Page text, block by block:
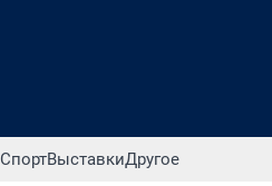
СпортВыставкиДругое